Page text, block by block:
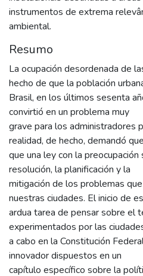
instrumentos de extrema
ambiental.
Resumo
La ocupación desordenada de
hecho de que la población
Brasil, en los últimos sesenta
convirtió en un problema muy
grave para los administradores
realidad, de hecho, demandó
que una ley con la
resolución, la planificación y la
mitigación de los problemas
nuestras ciudades. El inicio de
ardua tarea de pensar sobre el
experimentados por las
a cabo en la Constitución
innovador dispuestos en un
capítulo específico sobre la